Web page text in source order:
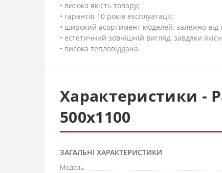
• висока якість товару;
• гарантія 10 років експлуатації;
• широкий асортимент моделей, залежно від
• естетичний зовнішній вигляд, завдяки
• висока тепловіддача.
Характеристики -
500х1100
ЗАГАЛЬНІ ХАРАКТЕРИСТИКИ
Модель